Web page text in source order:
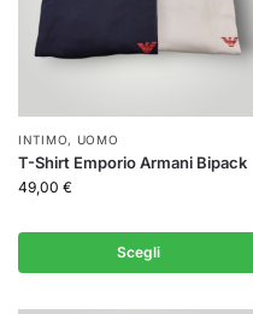
INTIMO, UOMO
T-Shirt Emporio Armani Bipack
49,00 €
Scegli